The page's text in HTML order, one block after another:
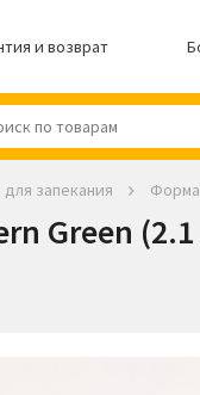
и возврат
запекания Форма
Green